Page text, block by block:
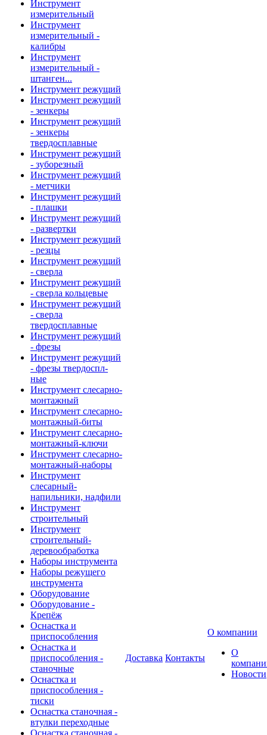
Инструмент
измерительный
Инструмент
измерительный -
калибры
Инструмент
измерительный -
штанген...
Инструмент режущий
Инструмент режущий
- зенкеры
Инструмент режущий
- зенкеры
твердосплавные
Инструмент режущий
- зуборезный
Инструмент режущий
- метчики
Инструмент режущий
- плашки
Инструмент режущий
- развертки
Инструмент режущий
- резцы
Инструмент режущий
- сверла
Инструмент режущий
- сверла кольцевые
Инструмент режущий
- сверла
твердосплавные
Инструмент режущий
- фрезы
Инструмент режущий
- фрезы твердоспл-
ные
Инструмент слесарно-
монтажный
Инструмент слесарно-
монтажный-биты
Инструмент слесарно-
монтажный-ключи
Инструмент слесарно-
монтажный-наборы
Инструмент
слесарный-
напильники, надфили
Инструмент
строительный
Инструмент
строительный-
деревообработка
Наборы инструмента
Наборы режущего
инструмента
Оборудование
Оборудование -
Крепёж
Оснастка и
приспособления
Оснастка и
приспособления -
станочные
Оснастка и
приспособления -
тиски
Оснастка станочная -
втулки переходные
Оснастка станочная -
Доставка Контакты
О компании
О
Новости